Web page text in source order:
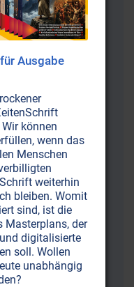
korrekt)
Ausgabe
können
wenn das
Menschen
weiterhin
bleiben. Womit
sind, ist die
Masterplans, der
digitalisierte
soll. Wollen
unabhängig